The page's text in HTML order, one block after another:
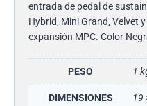
entrada de pedal de
Hybrid, Mini Grand, Velvet
expansión MPC. Color
PESO 1
DIMENSIONES 19